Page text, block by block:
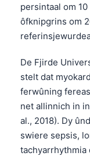
persintaal om
ôfknipgrins om
De Fjirde
stelt dat
ferwûning
net allinnich in
al., 2018). Dy
swiere sepsis,
tachyarrhythmia